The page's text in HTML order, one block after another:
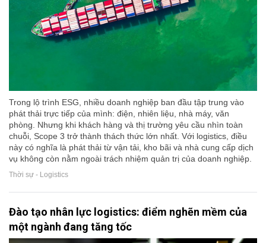
Trong lộ trình ESG, nhiều doanh nghiệp ban đầu tập trung vào
phát thải trực tiếp của mình: điện, nhiên liệu, nhà máy, văn
phòng. Nhưng khi khách hàng và thị trường yêu cầu nhìn toàn
chuỗi, Scope 3 trở thành thách thức lớn nhất. Với logistics, điều
này có nghĩa là phát thải từ vận tải, kho bãi và nhà cung cấp dịch
vụ không còn nằm ngoài trách nhiệm quản trị của doanh nghiệp.
Thời sự - Logistics
Đào tạo nhân lực logistics: điểm nghẽn mềm của
một ngành đang tăng tốc